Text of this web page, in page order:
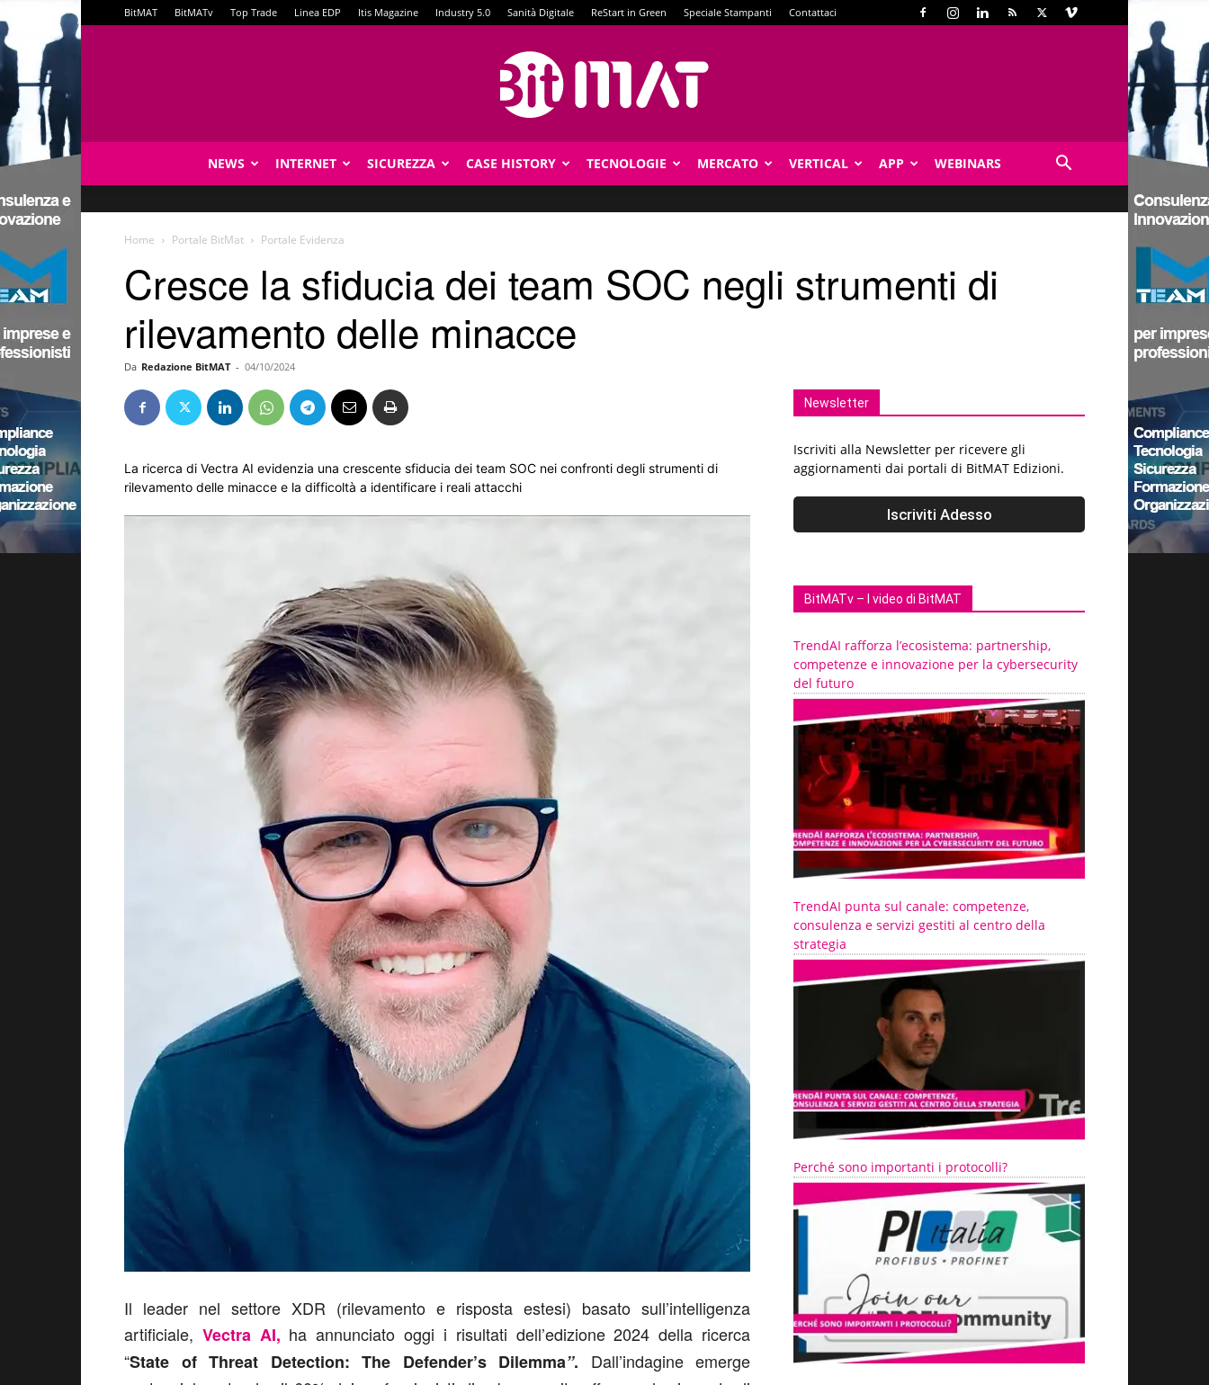
BitMAT BitMATv Top Trade Linea EDP Itis Magazine Industry 5.0 Sanità Digitale ReStart in Green Speciale Stampanti Contattaci
NEWS INTERNET SICUREZZA CASE HISTORY TECNOLOGIE MERCATO VERTICAL APP WEBINARS
Home Portale BitMat Portale Evidenza
Cresce la sfiducia dei team SOC negli strumenti di
rilevamento delle minacce
Da Redazione BitMAT - 04/10/2024
La ricerca di Vectra AI evidenzia una crescente sfiducia dei team SOC nei confronti degli strumenti di
rilevamento delle minacce e la difficoltà a identificare i reali attacchi
Il leader nel settore XDR (rilevamento e risposta estesi) basato sull’intelligenza
artificiale, Vectra AI, ha annunciato oggi i risultati dell’edizione 2024 della ricerca
“State of Threat Detection: The Defender’s Dilemma”. Dall’indagine emerge
Newsletter
Iscriviti alla Newsletter per ricevere gli
aggiornamenti dai portali di BitMAT Edizioni.
BitMATv – I video di BitMAT
TrendAI rafforza l’ecosistema: partnership,
competenze e innovazione per la cybersecurity
del futuro
TrendAI punta sul canale: competenze,
consulenza e servizi gestiti al centro della
strategia
Perché sono importanti i protocolli?